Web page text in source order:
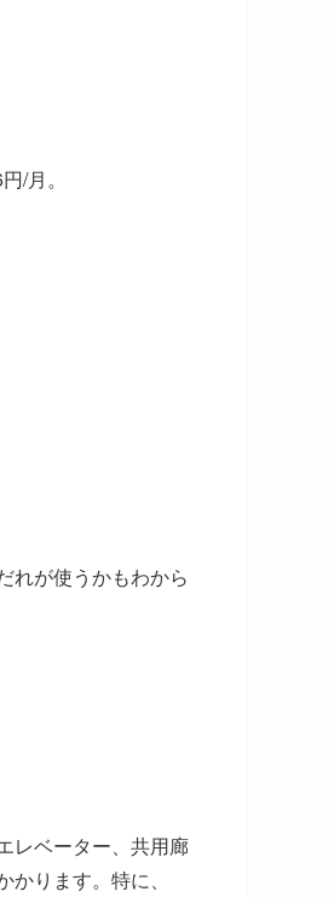
/月。
れが使うかもわから
レベーター、共用廊
ります。特に、